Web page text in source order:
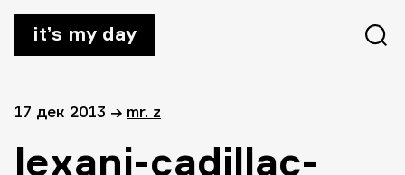
it’s my day
17 дек 2013 → mr. z
lexani-cadillac-